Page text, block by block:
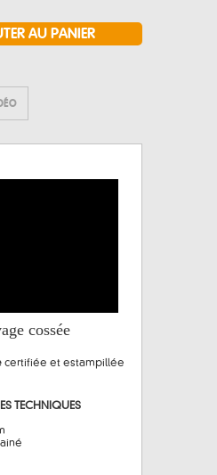
cossée
certifiée et estampillée
TECHNIQUES